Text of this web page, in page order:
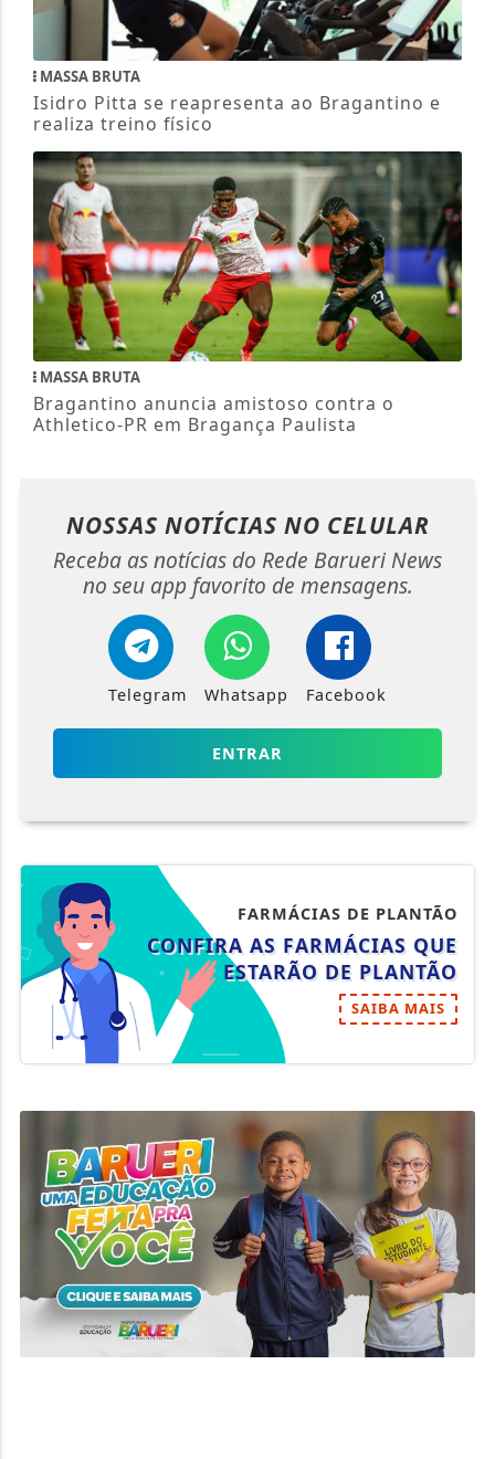
MASSA BRUTA
Isidro Pitta se reapresenta ao Bragantino e
realiza treino físico
MASSA BRUTA
Bragantino anuncia amistoso contra o
Athletico-PR em Bragança Paulista
NOSSAS NOTÍCIAS NO CELULAR
Receba as notícias do Rede Barueri News
no seu app favorito de mensagens.
Telegram Whatsapp Facebook
ENTRAR
FARMÁCIAS DE PLANTÃO
CONFIRA AS FARMÁCIAS QUE
ESTARÃO DE PLANTÃO
SAIBA MAIS